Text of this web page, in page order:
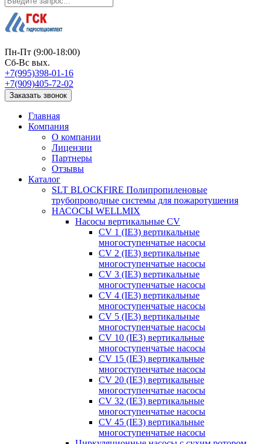
Пн-Пт (9:00-18:00)
Сб-Вс вых.
+7(995)398-01-16
+7(909)405-72-02
Заказать звонок
Главная
Компания
О компании
Лицензии
Партнеры
Отзывы
Каталог
SLT BLOCKFIRE Полипропиленовые
трубопроводные системы для пожаротушения
НАСОСЫ WELLMIX
Насосы вертикальные CV
CV 1 (IE3) вертикальные
многоступенчатые насосы
CV 2 (IE3) вертикальные
многоступенчатые насосы
CV 3 (IE3) вертикальные
многоступенчатые насосы
CV 4 (IE3) вертикальные
многоступенчатые насосы
CV 5 (IE3) вертикальные
многоступенчатые насосы
CV 10 (IE3) вертикальные
многоступенчатые насосы
CV 15 (IE3) вертикальные
многоступенчатые насосы
CV 20 (IE3) вертикальные
многоступенчатые насосы
CV 32 (IE3) вертикальные
многоступенчатые насосы
CV 45 (IE3) вертикальные
многоступенчатые насосы